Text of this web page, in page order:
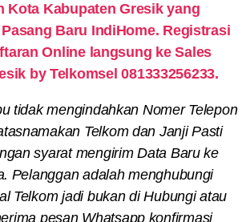
Kota Kabupaten Gresik yang
Baru IndiHome. Registrasi
Online langsung ke Sales
by Telkomsel 081333256233.
tidak mengindahkan Nomer Telepon
Telkom dan Janji Pasti
syarat mengirim Data Baru ke
Pelanggan adalah menghubungi
Telkom jadi bukan di Hubungi atau
pesan Whatsapp konfirmasi